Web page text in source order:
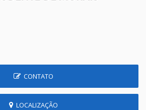
CONTATO
LOCALIZAÇÃO